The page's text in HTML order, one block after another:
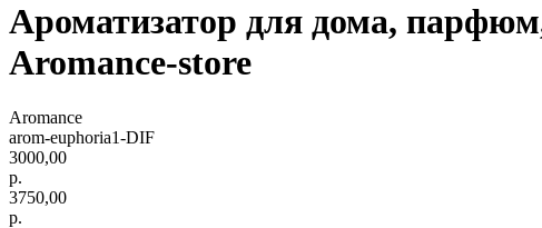
Ароматизатор для дома,
Aromance-store
Aromance
arom-euphoria1-DIF
3000,00
р.
3750,00
р.